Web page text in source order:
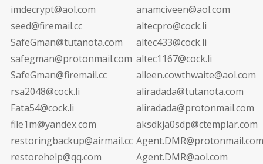
imdecrypt@aol.com
anamciveen@aol.com
seed@firemail.cc
altecpro@cock.li
SafeGman@tutanota.com
altec433@cock.li
safegman@protonmail.com altec1167@cock.li
SafeGman@firemail.cc
alleen.cowthwaite@aol.com
rsa2048@cock.li
aliradada@tutanota.com
Fata54@cock.li
aliradada@protonmail.com
file1m@yandex.com
aksdkja0sdp@ctemplar.com
restoringbackup@airmail.cc Agent.DMR@protonmail.com
restorehelp@qq.com
Agent.DMR@aol.com